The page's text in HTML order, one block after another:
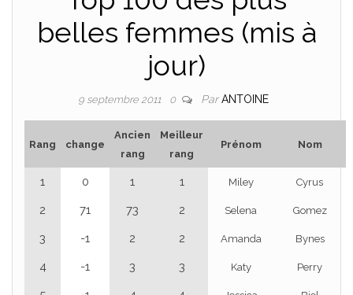
belles femmes (mis à
jour)
9 septembre 2011 0 ParANTOINE
Rang change
Ancien
rang
Meilleur
rang
Prénom Nom
1 0 1 1 Miley Cyrus
2 71 73 2 Selena Gomez
3 -1 2 2 Amanda Bynes
4 -1 3 3 Katy Perry